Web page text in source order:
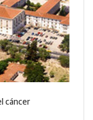
cáncer